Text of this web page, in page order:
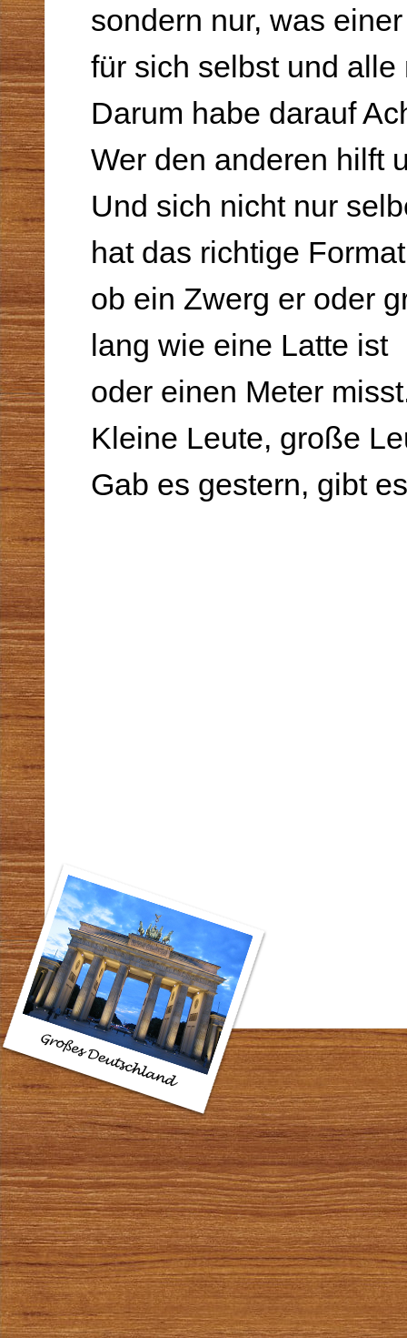
sondern nur, was
für sich selbst und alle
Darum habe darauf
Wer den anderen hilft
Und sich nicht nur
hat das richtige
ob ein Zwerg er oder
lang wie eine Latte ist
oder einen Meter
Kleine Leute, große
Gab es gestern, gibt